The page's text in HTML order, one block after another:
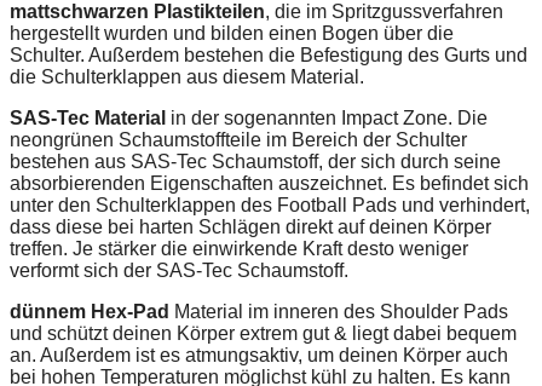
mattschwarzen Plastikteilen, die im Spritzgussverfahren
hergestellt wurden und bilden einen Bogen über die
Schulter. Außerdem bestehen die Befestigung des Gurts und
die Schulterklappen aus diesem Material.
SAS-Tec Material in der sogenannten Impact Zone. Die
neongrünen Schaumstoffteile im Bereich der Schulter
bestehen aus SAS-Tec Schaumstoff, der sich durch seine
absorbierenden Eigenschaften auszeichnet. Es befindet sich
unter den Schulterklappen des Football Pads und verhindert,
dass diese bei harten Schlägen direkt auf deinen Körper
treffen. Je stärker die einwirkende Kraft desto weniger
verformt sich der SAS-Tec Schaumstoff.
dünnem Hex-Pad Material im inneren des Shoulder Pads
und schützt deinen Körper extrem gut & liegt dabei bequem
an. Außerdem ist es atmungsaktiv, um deinen Körper auch
bei hohen Temperaturen möglichst kühl zu halten. Es kann